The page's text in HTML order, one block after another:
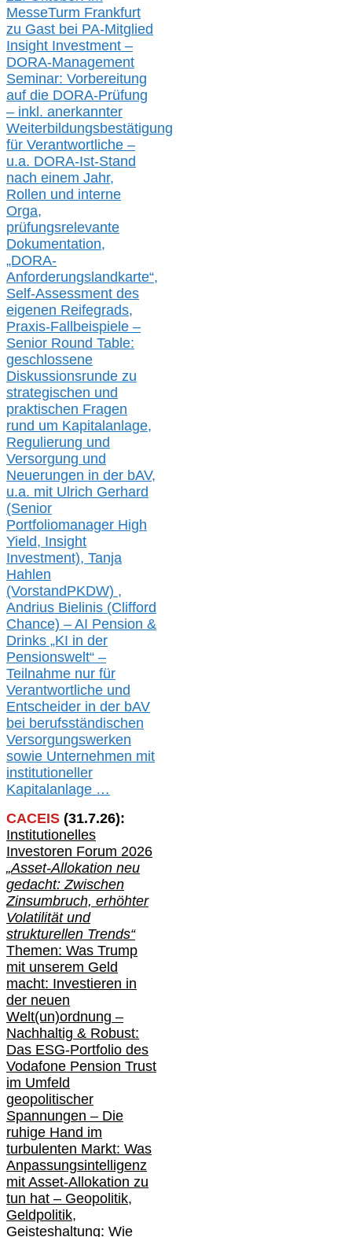
MesseTurm Frankfurt
zu Gast bei PA-Mitglied
Insight Investment –
DORA-Management
Seminar: Vorbereitung
auf die DORA-Prüfung
– inkl. anerkannter
Weiterbildungsbestätigung
für Verantwortliche –
u.a. DORA-Ist-Stand
nach einem Jahr,
Rollen und interne
Orga,
prüfungsrelevante
Dokumentation,
„DORA-
Anforderungslandkarte“,
Self-Assessment des
eigenen Reifegrads,
Praxis-Fallbeispiele –
Senior Round Table:
geschlossene
Diskussionsrunde zu
strategischen und
praktischen Fragen
rund um Kapitalanlage,
Regulierung und
Versorgung und
Neuerungen in der bAV,
u.a. mit Ulrich Gerhard
(Senior
Portfoliomanager High
Yield, Insight
Investment), Tanja
Hahlen
(VorstandPKDW) ,
Andrius Bielinis (Clifford
Chance) – AI Pension &
Drinks „KI in der
Pensionswelt“ –
Teilnahme nur für
Verantwortliche und
Entscheider in der bAV
bei berufsständischen
Versorgungswerken
sowie Unternehmen mit
institutioneller
Kapitalanlage …
CACEIS (31.7.26):
Institutionelles
Investoren Forum 2026
„Asset-Allokation neu
gedacht: Zwischen
Zinsumbruch, erhöhter
Volatilität und
strukturellen Trends“
Themen: Was Trump
mit unserem Geld
macht: Investieren in
der neuen
Welt(un)ordnung –
Nachhaltig & Robust:
Das ESG-Portfolio des
Vodafone Pension Trust
im Umfeld
geopolitischer
Spannungen – Die
ruhige Hand im
turbulenten Markt: Was
Anpassungsintelligenz
mit Asset-Allokation zu
tun hat – Geopolitik,
Geldpolitik,
Geisteshaltung: Wie